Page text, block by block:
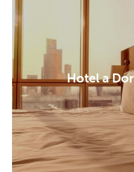
Hotel a